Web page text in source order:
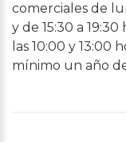
comerciales de
y de 15:30 a
las 10:00 y 13:00
mínimo un año